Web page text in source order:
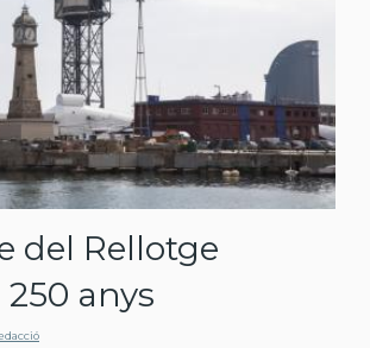
del Rellotge
anys